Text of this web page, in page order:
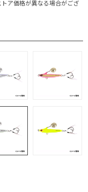
ア価格が異なる場合がござ